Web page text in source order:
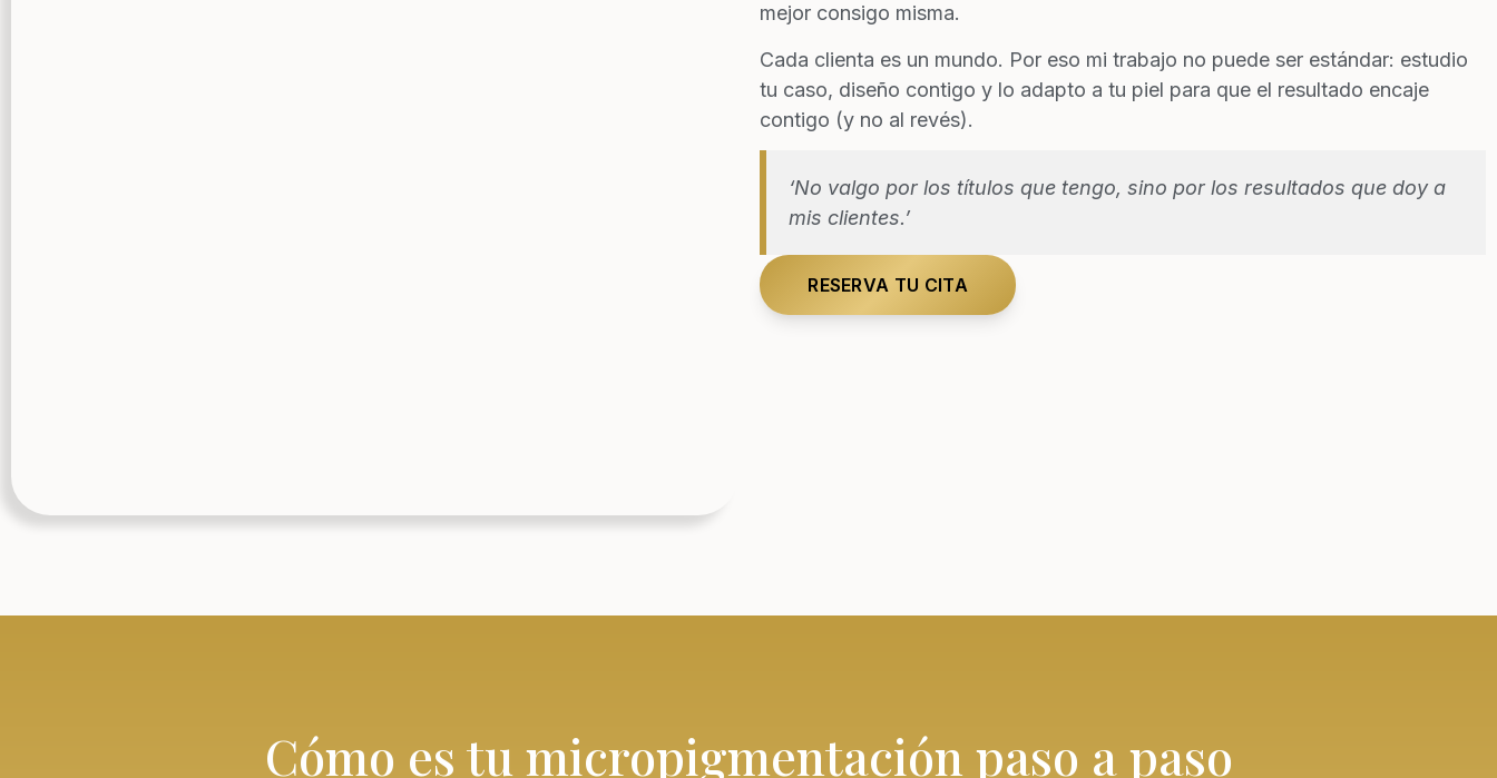
mejor consigo misma.
Cada clienta es un mundo. Por eso mi trabajo no puede ser estándar: estudio
tu caso, diseño contigo y lo adapto a tu piel para que el resultado encaje
contigo (y no al revés).
‘No valgo por los títulos que tengo, sino por los resultados que doy a
mis clientes.’
RESERVA TU CITA
Cómo es tu micropigmentación paso a paso